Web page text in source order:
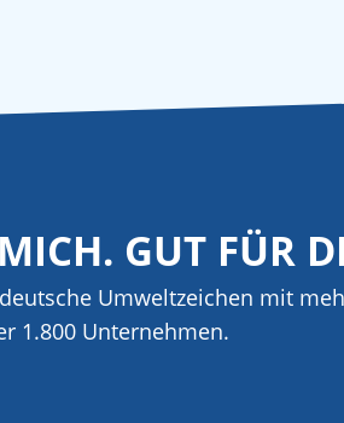
GUT FÜR
Umweltzeichen mit
1.800 Unternehmen.